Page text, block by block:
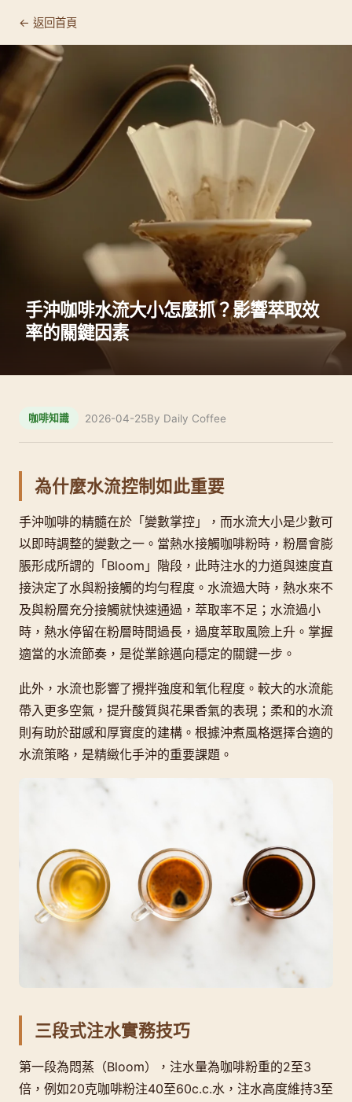
← 返回首頁
手沖咖啡水流大小怎麼抓？影響萃取效
率的關鍵因素
咖啡知識 2026-04-25By Daily Coffee
為什麼水流控制如此重要
手沖咖啡的精髓在於「變數掌控」，而水流大小是少數可
以即時調整的變數之一。當熱水接觸咖啡粉時，粉層會膨
脹形成所謂的「Bloom」階段，此時注水的力道與速度直
接決定了水與粉接觸的均勻程度。水流過大時，熱水來不
及與粉層充分接觸就快速通過，萃取率不足；水流過小
時，熱水停留在粉層時間過長，過度萃取風險上升。掌握
適當的水流節奏，是從業餘邁向穩定的關鍵一步。
此外，水流也影響了攪拌強度和氧化程度。較大的水流能
帶入更多空氣，提升酸質與花果香氣的表現；柔和的水流
則有助於甜感和厚實度的建構。根據沖煮風格選擇合適的
水流策略，是精緻化手沖的重要課題。
三段式注水實務技巧
第一段為悶蒸（Bloom），注水量為咖啡粉重的2至3
倍，例如20克咖啡粉注40至60c.c.水，注水高度維持3至